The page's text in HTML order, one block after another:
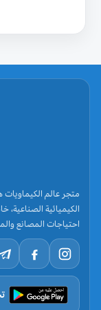
متجر عالم الكيماويات
الكيميائية
احتياجات المصانع